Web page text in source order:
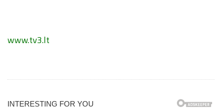
www.tv3.lt